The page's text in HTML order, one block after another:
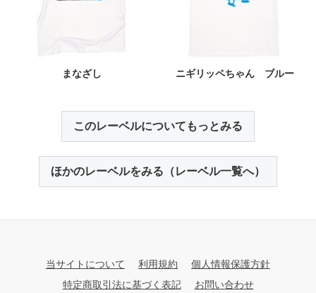
まなざし ニギリッペちゃん ブルー
このレーベルについてもっとみる
ほかのレーベルをみる（レーベル一覧へ）
当サイトについて 利用規約
個人情報保護方針
特定商取引法に基づく表記
お問い合わせ